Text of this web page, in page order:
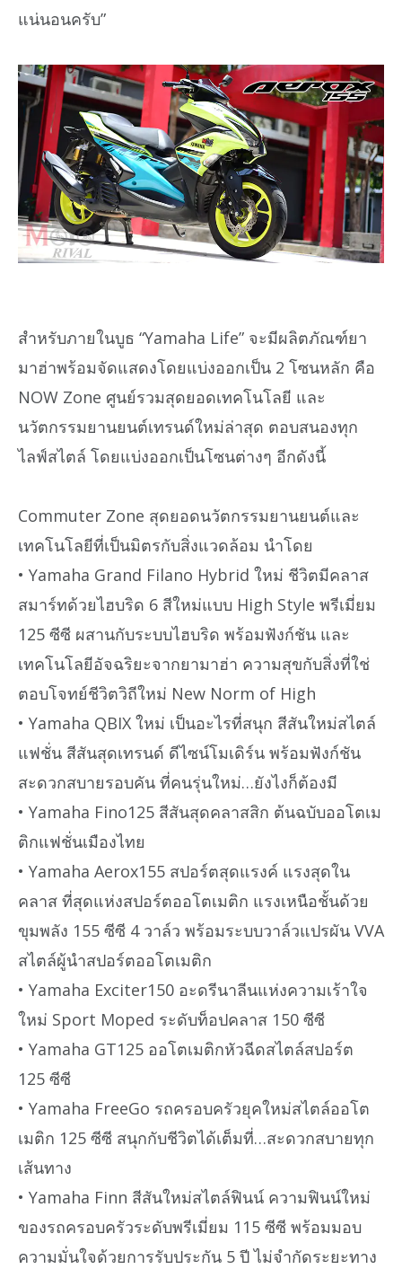
แน่นอนครับ”
สำหรับภายในบูธ “Yamaha Life” จะมีผลิตภัณฑ์ยา
มาฮ่าพร้อมจัดแสดงโดยแบ่งออกเป็น 2 โซนหลัก คือ
NOW Zone ศูนย์รวมสุดยอดเทคโนโลยี และ
นวัตกรรมยานยนต์เทรนด์ใหม่ล่าสุด ตอบสนองทุก
ไลฟ์สไตล์ โดยแบ่งออกเป็นโซนต่างๆ อีกดังนี้
Commuter Zone สุดยอดนวัตกรรมยานยนต์และ
เทคโนโลยีที่เป็นมิตรกับสิ่งแวดล้อม นำโดย
• Yamaha Grand Filano Hybrid ใหม่ ชีวิตมีคลาส
สมาร์ทด้วยไฮบริด 6 สีใหม่แบบ High Style พรีเมี่ยม
125 ซีซี ผสานกับระบบไฮบริด พร้อมฟังก์ชัน และ
เทคโนโลยีอัจฉริยะจากยามาฮ่า ความสุขกับสิ่งที่ใช่
ตอบโจทย์ชีวิตวิถีใหม่ New Norm of High
• Yamaha QBIX ใหม่ เป็นอะไรที่สนุก สีสันใหม่สไตล์
แฟชั่น สีสันสุดเทรนด์ ดีไซน์โมเดิร์น พร้อมฟังก์ชัน
สะดวกสบายรอบคัน ที่คนรุ่นใหม่…ยังไงก็ต้องมี
• Yamaha Fino125 สีสันสุดคลาสสิก ต้นฉบับออโตเม
ติกแฟชั่นเมืองไทย
• Yamaha Aerox155 สปอร์ตสุดแรงค์ แรงสุดใน
คลาส ที่สุดแห่งสปอร์ตออโตเมติก แรงเหนือชั้นด้วย
ขุมพลัง 155 ซีซี 4 วาล์ว พร้อมระบบวาล์วแปรผัน VVA
สไตล์ผู้นำสปอร์ตออโตเมติก
• Yamaha Exciter150 อะดรีนาลีนแห่งความเร้าใจ
ใหม่ Sport Moped ระดับท็อปคลาส 150 ซีซี
• Yamaha GT125 ออโตเมติกหัวฉีดสไตล์สปอร์ต
125 ซีซี
• Yamaha FreeGo รถครอบครัวยุคใหม่สไตล์ออโต
เมติก 125 ซีซี สนุกกับชีวิตได้เต็มที่…สะดวกสบายทุก
เส้นทาง
• Yamaha Finn สีสันใหม่สไตล์ฟินน์ ความฟินน์ใหม่
ของรถครอบครัวระดับพรีเมี่ยม 115 ซีซี พร้อมมอบ
ความมั่นใจด้วยการรับประกัน 5 ปี ไม่จำกัดระยะทาง